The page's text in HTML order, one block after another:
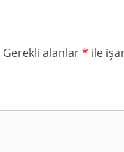
Gerekli alanlar* ile